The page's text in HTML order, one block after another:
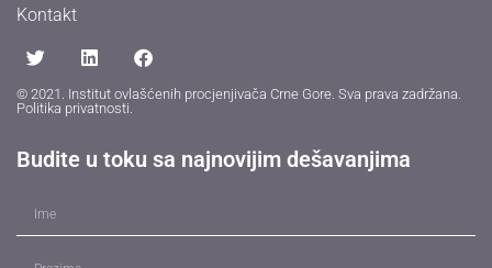
Kontakt
© 2021. Institut ovlašćenih procjenjivača Crne Gore. Sva prava zadržana.
Politika privatnosti.
Budite u toku sa najnovijim dešavanjima